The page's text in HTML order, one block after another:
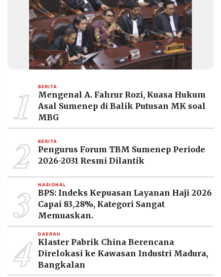
1 BERITA
Mengenal A. Fahrur Rozi, Kuasa Hukum
Asal Sumenep di Balik Putusan MK soal
MBG
2 BERITA
Pengurus Forum TBM Sumenep Periode
2026-2031 Resmi Dilantik
3 NASIONAL
BPS: Indeks Kepuasan Layanan Haji 2026
Capai 83,28%, Kategori Sangat
Memuaskan.
4 DAERAH
Klaster Pabrik China Berencana
Direlokasi ke Kawasan Industri Madura,
Bangkalan